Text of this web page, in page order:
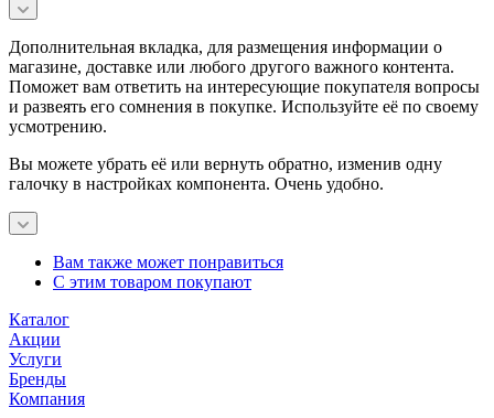
Дополнительная вкладка, для размещения информации о
магазине, доставке или любого другого важного контента.
Поможет вам ответить на интересующие покупателя вопросы
и развеять его сомнения в покупке. Используйте её по своему
усмотрению.
Вы можете убрать её или вернуть обратно, изменив одну
галочку в настройках компонента. Очень удобно.
Вам также может понравиться
С этим товаром покупают
Каталог
Акции
Услуги
Бренды
Компания